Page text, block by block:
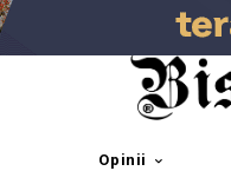
Opinii